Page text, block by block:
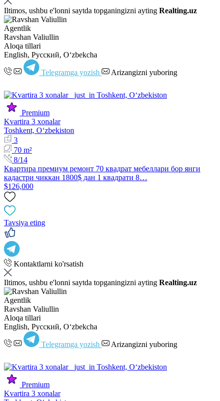
Iltimos, ushbu e'lonni saytda topganingizni ayting Realting.uz
Agentlik
Ravshan Valiullin
Aloqa tillari
English, Русский, Oʻzbekcha
Telegramga yozish Arizangizni yuboring
Premium
Kvartira 3 xonalar
Toshkent, Oʻzbekiston
3
70 m²
8/14
Квартира премиум ремонт 70 квадрат мебеллари бор янги
кадастри чиккан 1800$ дан 1 квадрати 8…
$126,000
Tavsiya eting
Kontaktlarni ko'rsatish
Iltimos, ushbu e'lonni saytda topganingizni ayting Realting.uz
Agentlik
Ravshan Valiullin
Aloqa tillari
English, Русский, Oʻzbekcha
Telegramga yozish Arizangizni yuboring
Premium
Kvartira 3 xonalar